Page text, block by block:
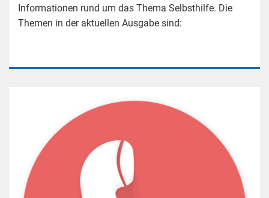
Informationen rund um das Thema Selbsthilfe. Die
Themen in der aktuellen Ausgabe sind: